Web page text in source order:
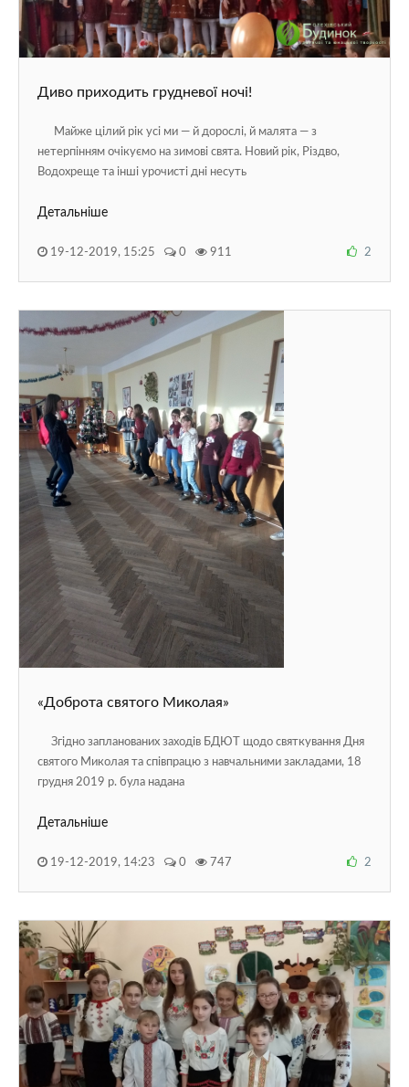
Диво приходить грудневої ночі!
Майже цілий рік усі ми — й дорослі, й малята — з
нетерпінням очікуємо на зимові свята. Новий рік, Різдво,
Водохреще та інші урочисті дні несуть
Детальніше
19-12-2019, 15:25 0 911 2
«Доброта святого Миколая»
Згідно запланованих заходів БДЮТ щодо святкування Дня
святого Миколая та співпрацю з навчальними закладами, 18
грудня 2019 р. була надана
Детальніше
19-12-2019, 14:23 0 747 2